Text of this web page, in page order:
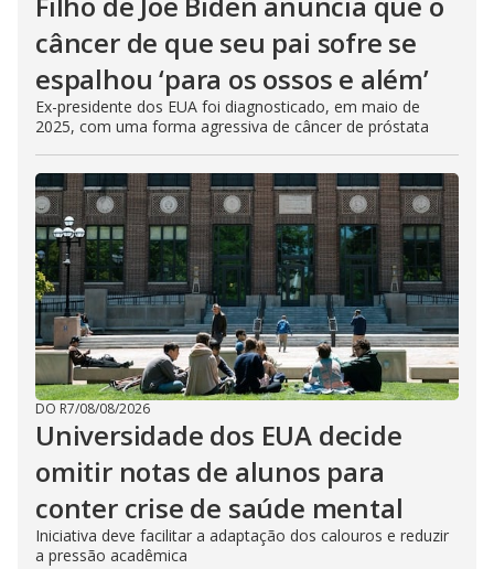
câncer de que seu pai sofre se
espalhou ‘para os ossos e além’
Ex-presidente dos EUA foi diagnosticado, em maio de
2025, com uma forma agressiva de câncer de próstata
DO R7/08/08/2026
Universidade dos EUA decide
omitir notas de alunos para
conter crise de saúde mental
Iniciativa deve facilitar a adaptação dos calouros e reduzir
a pressão acadêmica